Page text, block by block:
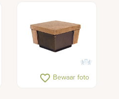
favorite_border Bewaar foto